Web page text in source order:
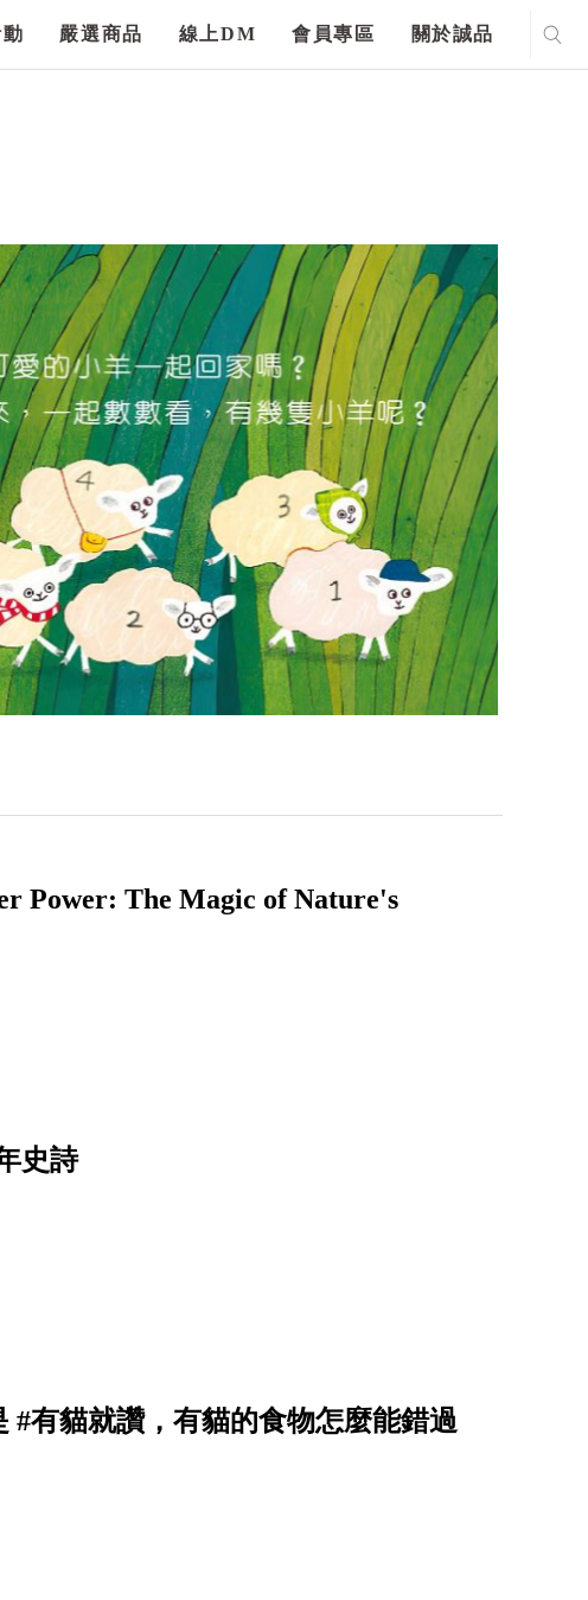
嚴選商品 線上DM 會員專區 關於誠品
Power: The Magic of Nature's
史詩
#有貓就讚，有貓的食物怎麼能錯過